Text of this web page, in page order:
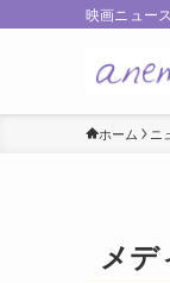
映画ニュー
ホーム ニ
メデ